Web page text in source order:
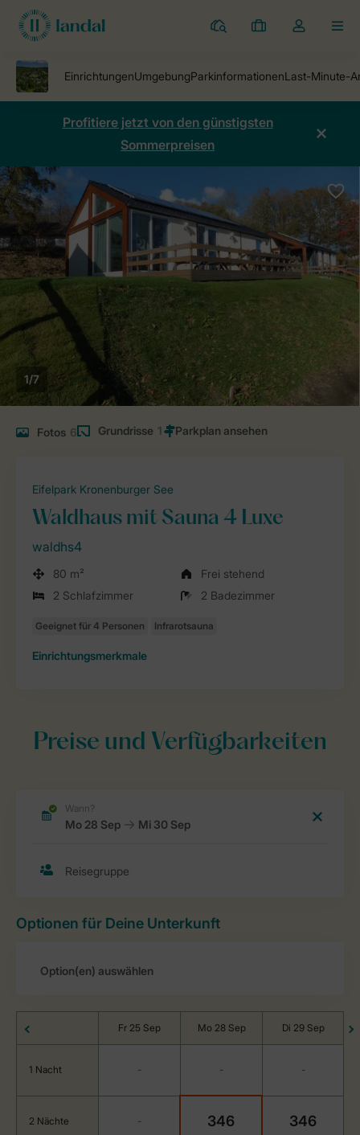
Ferienparks
Meine
Dropdown-
öffnen
Profitiere jetzt von den günstigsten
Sommerpreisen
1/7
Fotos 6 Grundrisse 1
Eifelpark Kronenburger See
Waldhaus mit Sauna 4 Luxe
waldhs4
80 m²
Frei stehend
2 Schlafzimmer
2 Badezimmer
Einrichtungsmerkmale
Preise und Verfügbarkeiten
Optionen für Deine Unterkunft
Fr 25 Sep Mo 28 Sep Di 29 Sep
1 Nacht - - -
2 Nächte - 346 346